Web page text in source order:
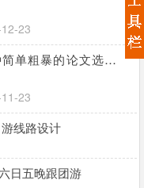
23
单粗暴的论文选题方
23
线路设计
日五晚跟团游